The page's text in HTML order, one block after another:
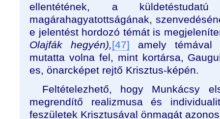
ellentétének, a
magárahagyatottságának,
e jelentést hordozó témát is
Olajfák hegyén),[47] amely témával
mutatta volna fel, mint kortársa,
es, önarcképet rejtő Krisztus-képén.
Feltételezhető, hogy Munkácsy
megrendítő realizmusa és
feszületek Krisztusával önmagát